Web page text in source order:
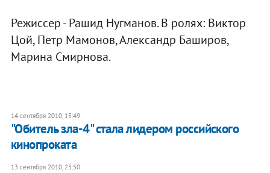
Режиссер - Рашид Нугманов. В ролях: Виктор
Цой, Петр Мамонов, Александр Баширов,
Марина Смирнова.
14 сентября 2010, 15:49
"Обитель зла-4" стала лидером российского
кинопроката
13 сентября 2010, 23:50